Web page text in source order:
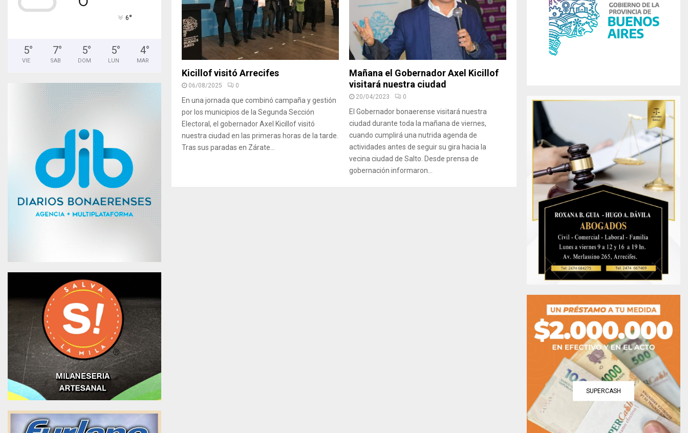
Kicillof visitó Arrecifes
06/08/2025 0
En una jornada que combinó campaña y gestión
por los municipios de la Segunda Sección
Electoral, el gobernador Axel Kicillof visitó
nuestra ciudad en las primeras horas de la tarde.
Tras sus paradas en Zárate...
Mañana el Gobernador Axel Kicillof
visitará nuestra ciudad
20/04/2023 0
El Gobernador bonaerense visitará nuestra
ciudad durante toda la mañana de viernes,
cuando cumplirá una nutrida agenda de
actividades antes de seguir su gira hacia la
vecina ciudad de Salto. Desde prensa de
gobernación informaron...
6°
5°
VIE
7°
SAB
5°
DOM
5°
LUN
4°
MAR
R
C
SUPERCASH